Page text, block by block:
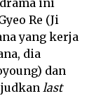
ini
Re (Ji
yang kerja
dia
dan
last